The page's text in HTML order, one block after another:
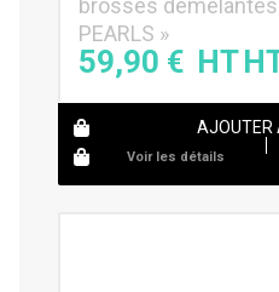
PEARLS »
59,90 €
AJOUTER
Voir les détails